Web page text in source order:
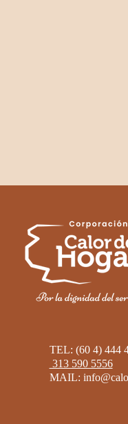
TEL: (60 4) 444
313 590 5556
MAIL: